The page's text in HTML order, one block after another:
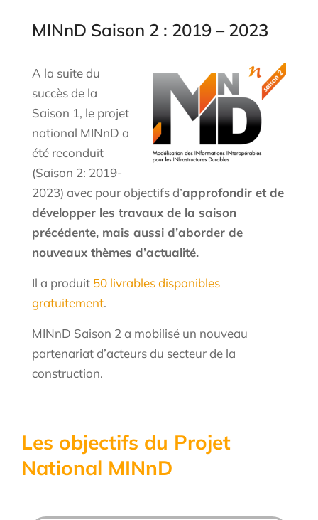
MINnD Saison 2 : 2019 – 2023
A la suite du
succès de la
Saison 1, le projet
national MINnD a
été reconduit
(Saison 2: 2019-
2023) avec pour objectifs d’approfondir et de
développer les travaux de la saison
précédente, mais aussi d’aborder de
nouveaux thèmes d’actualité.
Il a produit 50 livrables disponibles
gratuitement.
MINnD Saison 2 a mobilisé un nouveau
partenariat d’acteurs du secteur de la
construction.
Les objectifs du Projet
National MINnD